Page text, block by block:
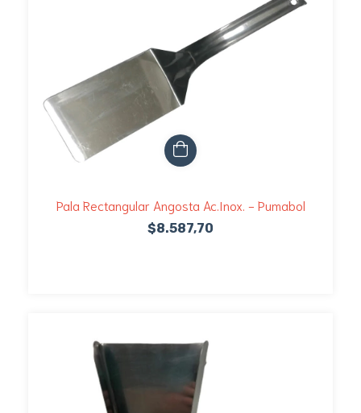
Pala Rectangular Angosta Ac.Inox. - Pumabol
$8.587,70